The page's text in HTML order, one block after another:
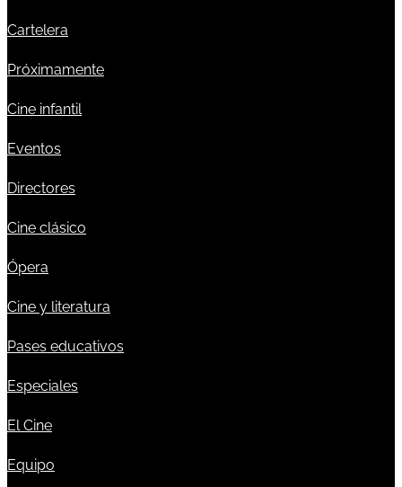
Cartelera
Próximamente
Cine infantil
Eventos
Directores
Cine clásico
Ópera
Cine y literatura
Pases educativos
Especiales
El Cine
Equipo